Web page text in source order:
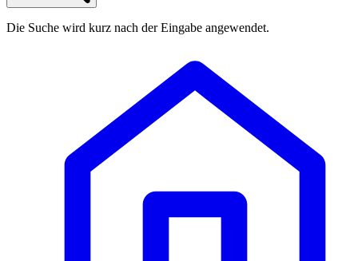
Die Suche wird kurz nach der Eingabe angewendet.